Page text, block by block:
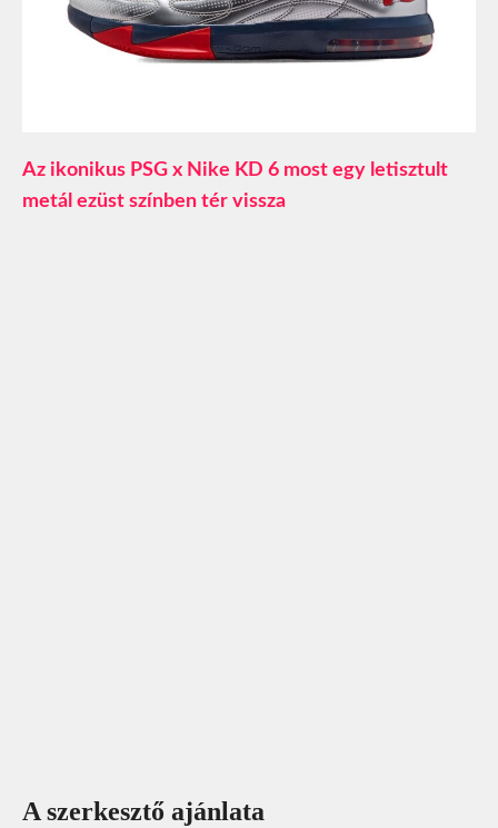
Az ikonikus PSG x Nike KD 6 most egy letisztult
metál ezüst színben tér vissza
A szerkesztő ajánlata